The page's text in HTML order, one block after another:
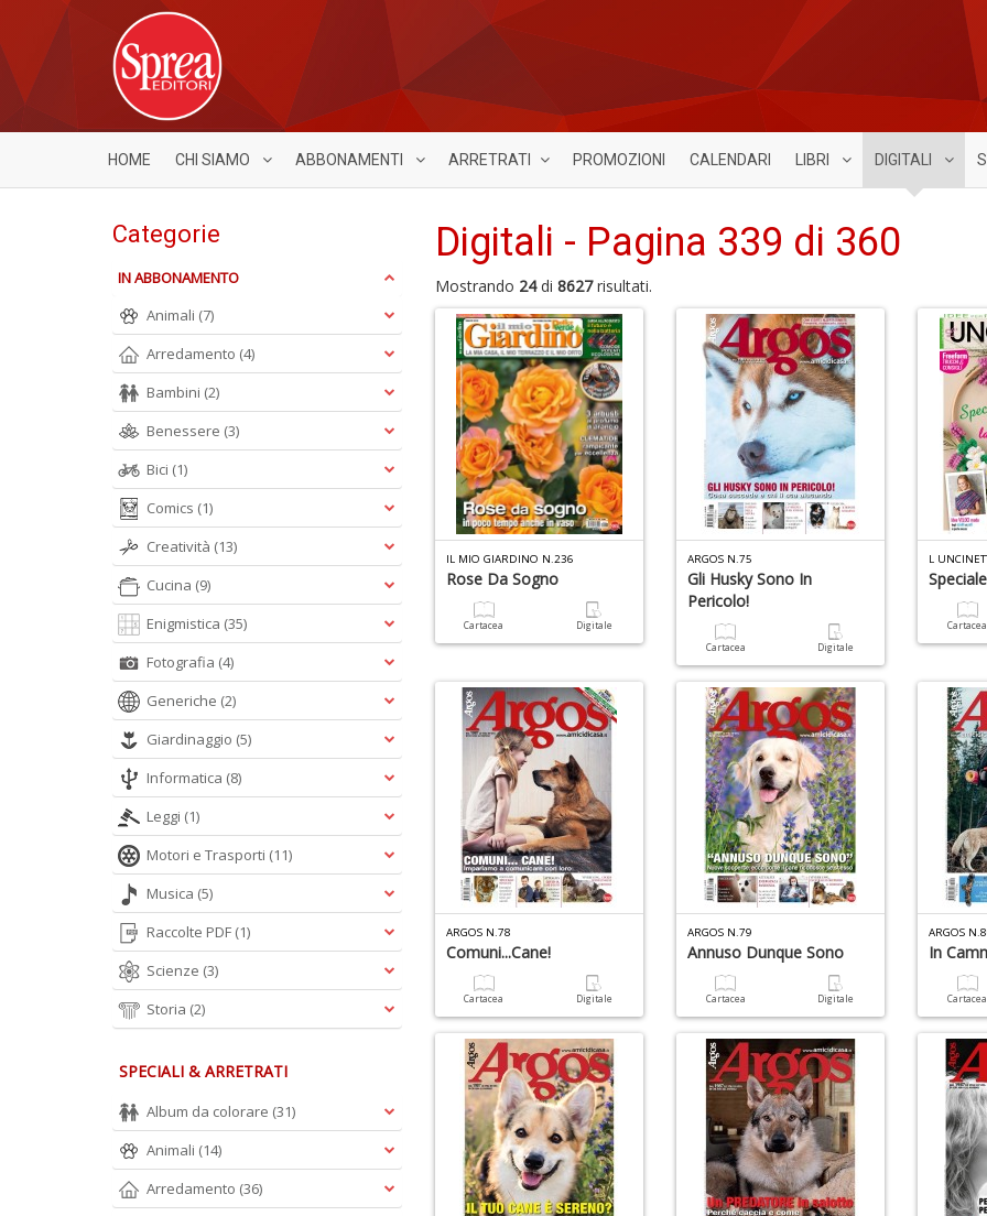
HOME CHI SIAMO ABBONAMENTI ARRETRATI PROMOZIONI CALENDARI LIBRI DIGITALI
Digitali - Pagina 339 di 360
Mostrando 24di 8627risultati.
IL MIO GIARDINO N.236
Rose Da Sogno
Cartacea Digitale
ARGOS N.75
Gli Husky Sono In
Pericolo!
Cartacea Digitale
L
Cartacea
ARGOS N.78
Comuni...cane!
Cartacea Digitale
ARGOS N.79
Annuso Dunque Sono
Cartacea Digitale
ARGOS
In
Cartacea
Categorie
IN ABBONAMENTO
Animali (7)
Arredamento (4)
Bambini (2)
Benessere (3)
Bici (1)
Comics (1)
Creatività (13)
Cucina (9)
Enigmistica (35)
Fotografia (4)
Generiche (2)
Giardinaggio (5)
Informatica (8)
Leggi (1)
Motori e Trasporti (11)
Musica (5)
Raccolte PDF (1)
Scienze (3)
Storia (2)
SPECIALI & ARRETRATI
Album da colorare (31)
Animali (14)
Arredamento (36)